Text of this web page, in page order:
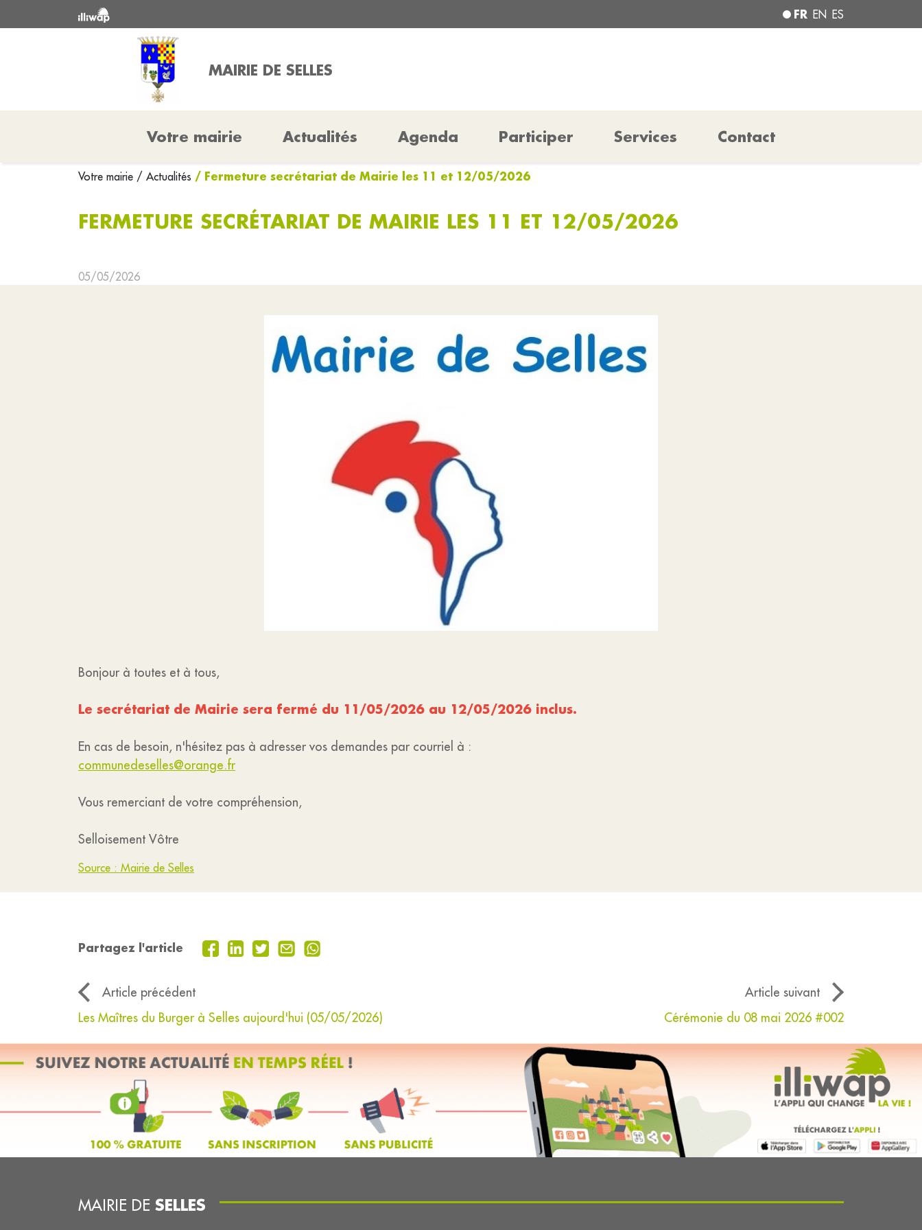
FR EN ES
MAIRIE DE SELLES
Votre mairie Actualités Agenda Participer Services Contact
Votre mairie / Actualités / Fermeture secrétariat de Mairie les 11 et 12/05/2026
FERMETURE SECRÉTARIAT DE MAIRIE LES 11 ET 12/05/2026
05/05/2026
Bonjour à toutes et à tous,
Le secrétariat de Mairie sera fermé du 11/05/2026 au 12/05/2026 inclus.
En cas de besoin, n'hésitez pas à adresser vos demandes par courriel à :
communedeselles@orange.fr
Vous remerciant de votre compréhension,
Selloisement Vôtre
Source : Mairie de Selles
Partagez l'article
Article précédent
Article suivant
Les Maîtres du Burger à Selles aujourd'hui (05/05/2026)
Cérémonie du 08 mai 2026 #002
MAIRIE DE SELLES